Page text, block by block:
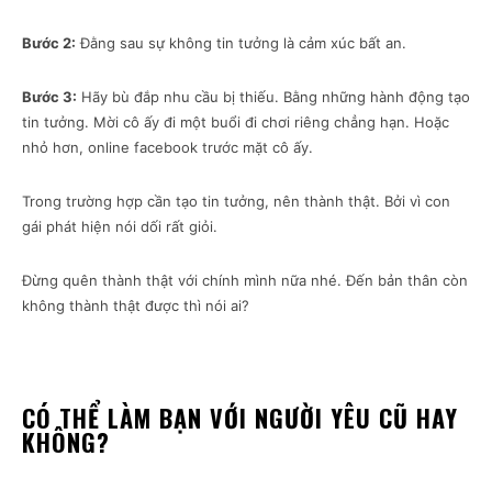
Bước 2: Đằng sau sự không tin tưởng là cảm xúc bất an.
Bước 3: Hãy bù đắp nhu cầu bị thiếu. Bằng những hành động tạo
tin tưởng. Mời cô ấy đi một buổi đi chơi riêng chẳng hạn. Hoặc
nhỏ hơn, online facebook trước mặt cô ấy.
Trong trường hợp cần tạo tin tưởng, nên thành thật. Bởi vì con
gái phát hiện nói dối rất giỏi.
Đừng quên thành thật với chính mình nữa nhé. Đến bản thân còn
không thành thật được thì nói ai?
CÓ THỂ LÀM BẠN VỚI NGƯỜI YÊU CŨ HAY
KHÔNG?